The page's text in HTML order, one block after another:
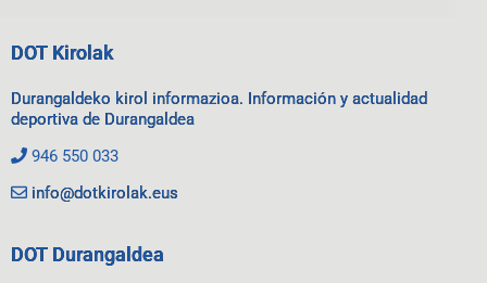
DOT Kirolak
Durangaldeko kirol informazioa. Información y actualidad
deportiva de Durangaldea
946 550 033
info@dotkirolak.eus
DOT Durangaldea